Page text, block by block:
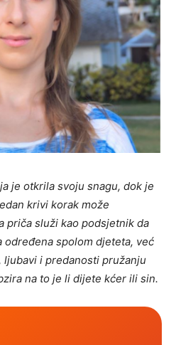
je otkrila svoju snagu, dok je
krivi korak može
priča služi kao podsjetnik da
spolom djeteta, već
i predanosti pružanju
na to je li dijete kćer ili sin.